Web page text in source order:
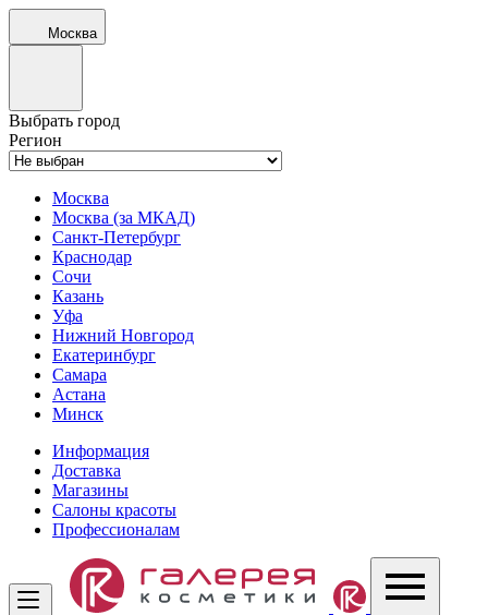
Москва
Выбрать город
Регион
Москва
Москва (за МКАД)
Санкт-Петербург
Краснодар
Сочи
Казань
Уфа
Нижний Новгород
Екатеринбург
Самара
Астана
Минск
Информация
Доставка
Магазины
Салоны красоты
Профессионалам